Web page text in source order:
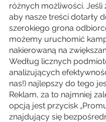
różnych możliwości. Jeśli
aby nasze treści dotarły
szerokiego grona
możemy uruchomić
nakierowaną na
Według licznych
analizujących
nas!) najlepszy do tego
Reklam, za to najmniej
opcją jest przycisk
znajdujący się